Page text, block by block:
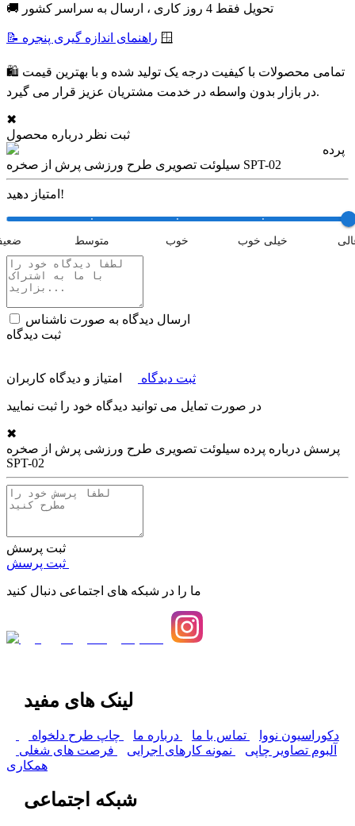
🚚 تحویل فقط 4 روز کاری ، ارسال به سراسر کشور
📝 راهنمای اندازه گیری پنجره 🪟
🛍 تمامی محصولات با کیفیت درجه یک تولید شده و با بهترین قیمت
در بازار بدون واسطه در خدمت مشتریان عزیز قرار می گیرد.
✖
ثبت نظر درباره محصول
پرده
سیلوئت تصویری طرح ورزشی پرش از صخره SPT-02
امتیاز دهید!
متوسط خوب خیلی خوب
ارسال دیدگاه به صورت ناشناس
ثبت دیدگاه
ثبت دیدگاه امتیاز و دیدگاه کاربران
در صورت تمایل می توانید دیدگاه خود را ثبت نمایید
✖
پرسش درباره پرده سیلوئت تصویری طرح ورزشی پرش از صخره
SPT-02
ثبت پرسش
ما را در شبکه های اجتماعی دنبال کنید
لینک های مفید
دکوراسیون نووا تماس با ما درباره ما
چاپ طرح دلخواه
آلبوم تصاویر چاپی
نمونه کارهای اجرایی
فرصت های شغلی
همکاری
شبکه اجتماعی